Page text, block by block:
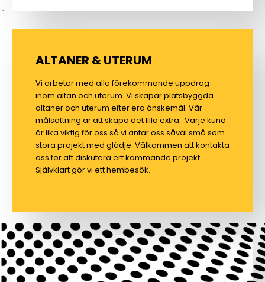
ALTANER & UTERUM
Vi arbetar med alla förekommande uppdrag
inom altan och uterum. Vi skapar platsbyggda
altaner och uterum efter era önskemål. Vår
målsättning är att skapa det lilla extra. Varje kund
är lika viktig för oss så vi antar oss såväl små som
stora projekt med glädje. Välkommen att kontakta
oss för att diskutera ert kommande projekt.
Självklart gör vi ett hembesök.